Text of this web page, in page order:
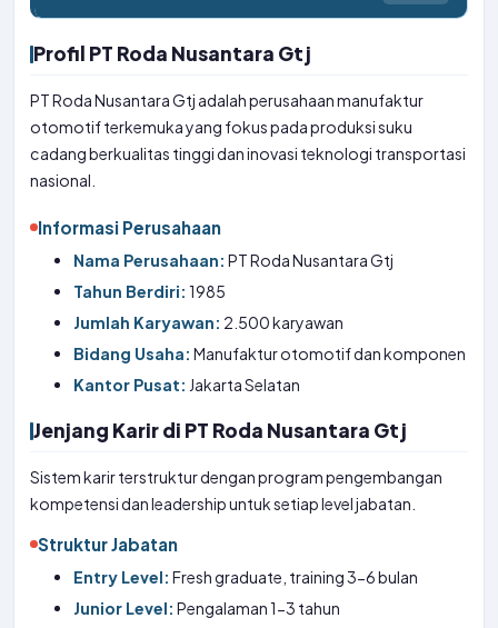
Profil PT Roda Nusantara Gtj
PT Roda Nusantara Gtj adalah perusahaan manufaktur
otomotif terkemuka yang fokus pada produksi suku
cadang berkualitas tinggi dan inovasi teknologi transportasi
nasional.
Informasi Perusahaan
Nama Perusahaan: PT Roda Nusantara Gtj
Tahun Berdiri: 1985
Jumlah Karyawan: 2.500 karyawan
Bidang Usaha: Manufaktur otomotif dan komponen
Kantor Pusat: Jakarta Selatan
Jenjang Karir di PT Roda Nusantara Gtj
Sistem karir terstruktur dengan program pengembangan
kompetensi dan leadership untuk setiap level jabatan.
Struktur Jabatan
Entry Level: Fresh graduate, training 3-6 bulan
Junior Level: Pengalaman 1-3 tahun